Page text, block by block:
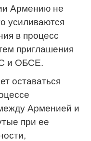
Армению не
усиливаются
в процесс
приглашения
и ОБСЕ.
оставаться
Арменией и
при ее